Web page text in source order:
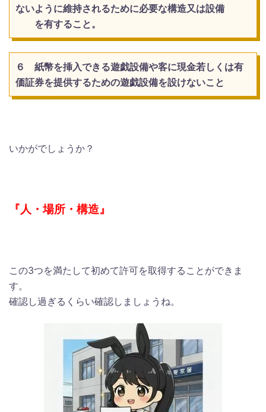
ないように維持されるために必要な構造又は設備
を有すること。
６ 紙幣を挿入できる遊戯設備や客に現金若しくは有
価証券を提供するための遊戯設備を設けないこと
いかがでしょうか？
『人・場所・構造』
この3つを満たして初めて許可を取得することができま
す。
確認し過ぎるくらい確認しましょうね。